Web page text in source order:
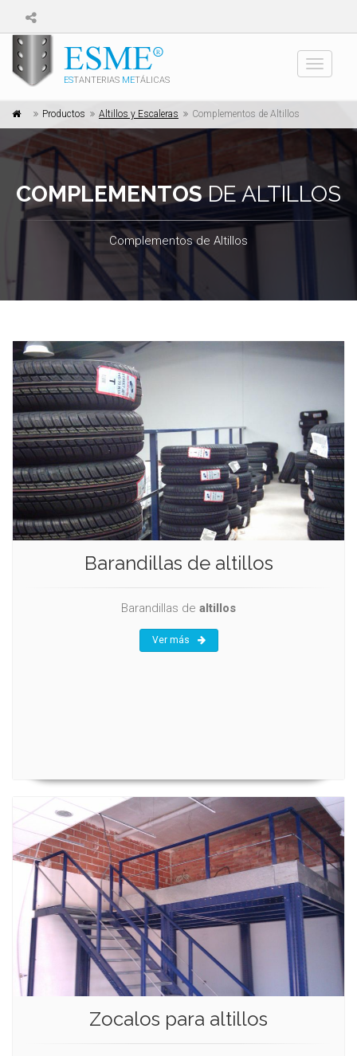
ESTANTERIAS METÁLICAS
Toggle
Productos Altillos y Escaleras Complementos de Altillos
COMPLEMENTOSDE ALTILLOS
Complementos de Altillos
Barandillas de altillos
Barandillas de altillos
Ver más
Zocalos para altillos